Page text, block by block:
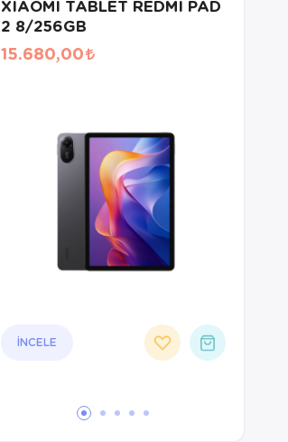
XIAOMI TABLET REDMI PAD
2 8/256GB
15.680,00
İNCELE